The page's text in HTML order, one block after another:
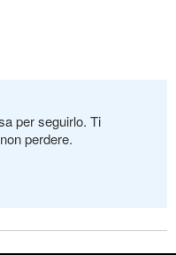
per seguirlo. Ti
perdere.